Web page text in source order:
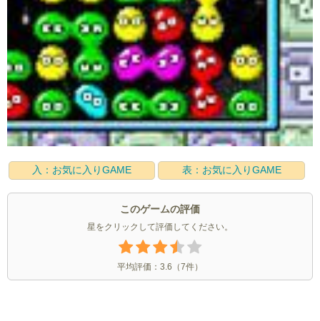
入：お気に入りGAME 表：お気に入りGAME
このゲームの評価
星をクリックして評価してください。
平均評価： 3.6 （7件）